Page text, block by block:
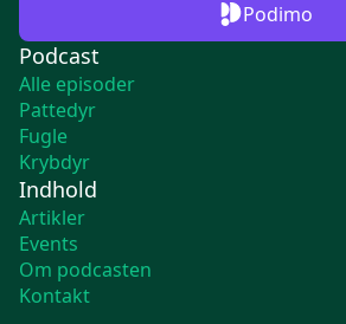
Podcast
Alle episoder
Pattedyr
Fugle
Krybdyr
Indhold
Artikler
Events
Om podcasten
Kontakt
Podimo